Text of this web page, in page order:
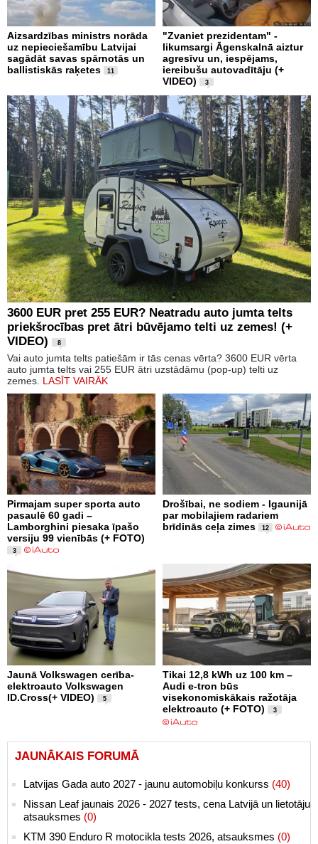
Aizsardzības ministrs norāda
uz nepieciešamību Latvijai
sagādāt savas spārnotās un
ballistiskās raķetes
11
"Zvaniet prezidentam" -
likumsargi Āgenskalnā aiztur
agresīvu un, iespējams,
iereibušu autovadītāju (+
VIDEO)
3
3600 EUR pret 255 EUR? Neatradu auto jumta telts
priekšrocības pret ātri būvējamo telti uz zemes! (+
VIDEO)
8
Vai auto jumta telts patiešām ir tās cenas vērta? 3600 EUR vērta
auto jumta telts vai 255 EUR ātri uzstādāmu (pop-up) telti uz
zemes. LASĪT VAIRĀK
Pirmajam super sporta auto
pasaulē 60 gadi –
Lamborghini piesaka īpašo
versiju 99 vienībās (+ FOTO)
3
Drošībai, ne sodiem - Igaunijā
par mobilajiem radariem
brīdinās ceļa zimes
12
Jaunā Volkswagen cerība-
elektroauto Volkswagen
ID.Cross(+ VIDEO)
5
Tikai 12,8 kWh uz 100 km –
Audi e-tron būs
visekonomiskākais ražotāja
elektroauto (+ FOTO)
3
JAUNĀKAIS FORUMĀ
Latvijas Gada auto 2027 - jaunu automobiļu konkurss (40)
Nissan Leaf jaunais 2026 - 2027 tests, cena Latvijā un lietotāju
atsauksmes (0)
KTM 390 Enduro R motocikla tests 2026, atsauksmes (0)